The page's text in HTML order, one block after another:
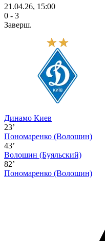
21.04.26, 15:00
0 - 3
Заверш.
Динамо Киев
23’
Пономаренко (Волошин)
43’
Волошин (Буяльский)
82’
Пономаренко (Волошин)